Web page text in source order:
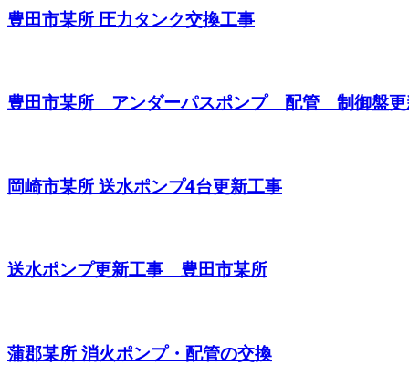
豊田市某所 圧力タンク交換工事
豊田市某所 アンダーパスポンプ 配管 制御盤更
岡崎市某所 送水ポンプ4台更新工事
送水ポンプ更新工事 豊田市某所
蒲郡某所 消火ポンプ・配管の交換